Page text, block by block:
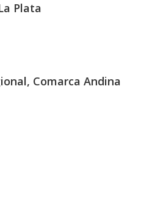
Plata
Comarca Andina